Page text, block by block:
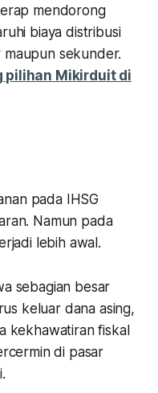
mendorong
biaya distribusi
sekunder.
pilihan Mikirduit di
pada IHSG
Namun pada
lebih awal.
sebagian besar
keluar dana asing,
kekhawatiran fiskal
di pasar